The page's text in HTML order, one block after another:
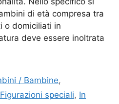
di età compresa tra
o domiciliati in
deve essere inoltrata
/ Bambine,
Figurazioni speciali, In